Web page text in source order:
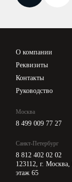
Новости
О компании
Реквизиты
Контакты
Руководство
Москва
8 499 009 77 27
Санкт-Петербург
8 812 402 02 02
123112, г.
этаж 65